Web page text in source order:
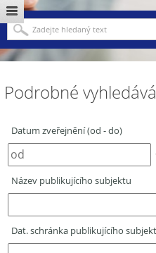
Podrobné
Datum zveřejnění (od - do)
Název publikujícího subjektu
Dat. schránka publikujícího